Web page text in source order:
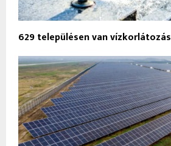
629 településen van vízkorlátozás